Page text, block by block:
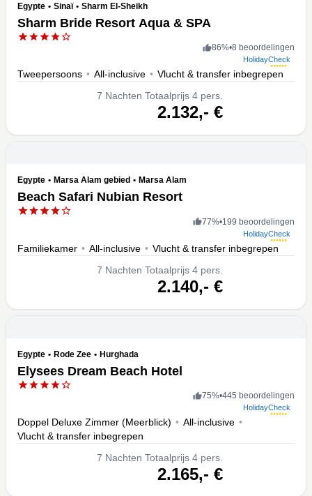
Egypte • Sinaï • Sharm El-Sheikh
Sharm Bride Resort Aqua & SPA
86%•8 beoordelingen
HolidayCheck
Tweepersoons • All-inclusive • Vlucht & transfer inbegrepen
7 Nachten Totaalprijs 4 pers.
2.132,- €
Egypte • Marsa Alam gebied • Marsa Alam
Beach Safari Nubian Resort
77%•199 beoordelingen
HolidayCheck
Familiekamer • All-inclusive • Vlucht & transfer inbegrepen
7 Nachten Totaalprijs 4 pers.
2.140,- €
Egypte • Rode Zee • Hurghada
Elysees Dream Beach Hotel
75%•445 beoordelingen
HolidayCheck
Doppel Deluxe Zimmer (Meerblick) • All-inclusive •
Vlucht & transfer inbegrepen
7 Nachten Totaalprijs 4 pers.
2.165,- €